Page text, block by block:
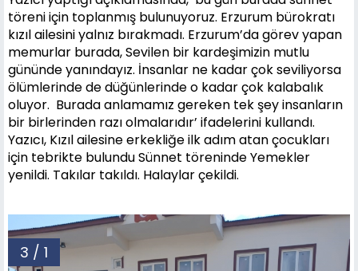
töreni için toplanmış bulunuyoruz. Erzurum bürokratı
kızıl ailesini yalnız bırakmadı. Erzurum’da görev yapan
memurlar burada, Sevilen bir kardeşimizin mutlu
gününde yanındayız. İnsanlar ne kadar çok seviliyorsa
ölümlerinde de düğünlerinde o kadar çok kalabalık
oluyor. Burada anlamamız gereken tek şey insanların
bir birlerinden razı olmalarıdır’ ifadelerini kullandı.
Yazıcı, Kızıl ailesine erkekliğe ilk adım atan çocukları
için tebrikte bulundu Sünnet töreninde Yemekler
yenildi. Takılar takıldı. Halaylar çekildi.
3 / 1